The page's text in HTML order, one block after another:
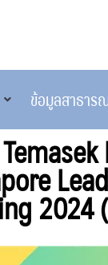
ข้อมูลสาธาร
2024